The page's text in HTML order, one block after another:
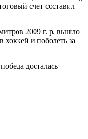
счет составил
2009 г. р. вышло
хоккей и поболеть за
досталась